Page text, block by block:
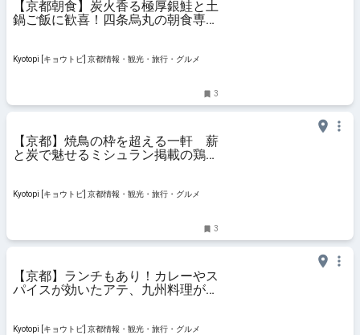
【京都朝食】炭火香る極厚銀鮭と土
鍋ご飯に歓喜！四条烏丸の朝食専門
Kyotopi [キョウトピ] 京都情報・観光・旅行・グルメ
3
【京都】焼鳥の枠を超える一軒 薪
と炭で魅せるミシュラン掲載の鶏料
Kyotopi [キョウトピ] 京都情報・観光・旅行・グルメ
3
【京都】ランチもあり！カレーやス
パイスが効いたアテ、九州料理が揃
Kyotopi [キョウトピ] 京都情報・観光・旅行・グルメ